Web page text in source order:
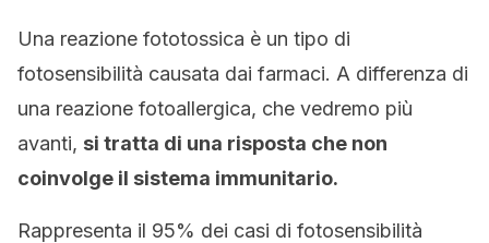
Una reazione fototossica è un tipo di
fotosensibilità causata dai farmaci. A differenza di
una reazione fotoallergica, che vedremo più
avanti, si tratta di una risposta che non
coinvolge il sistema immunitario.
Rappresenta il 95% dei casi di fotosensibilità